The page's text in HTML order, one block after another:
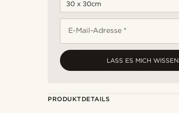
E-Mail-Adresse *
LASS ES MICH WISSEN
PRODUKTDETAILS